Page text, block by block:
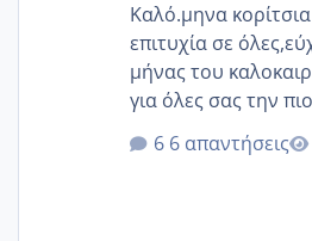
Καλό.μηνα
επιτυχία σε
μήνας του
για όλες σας την
@Elk @Melikara86
@Zenia z
6 απαντήσεις